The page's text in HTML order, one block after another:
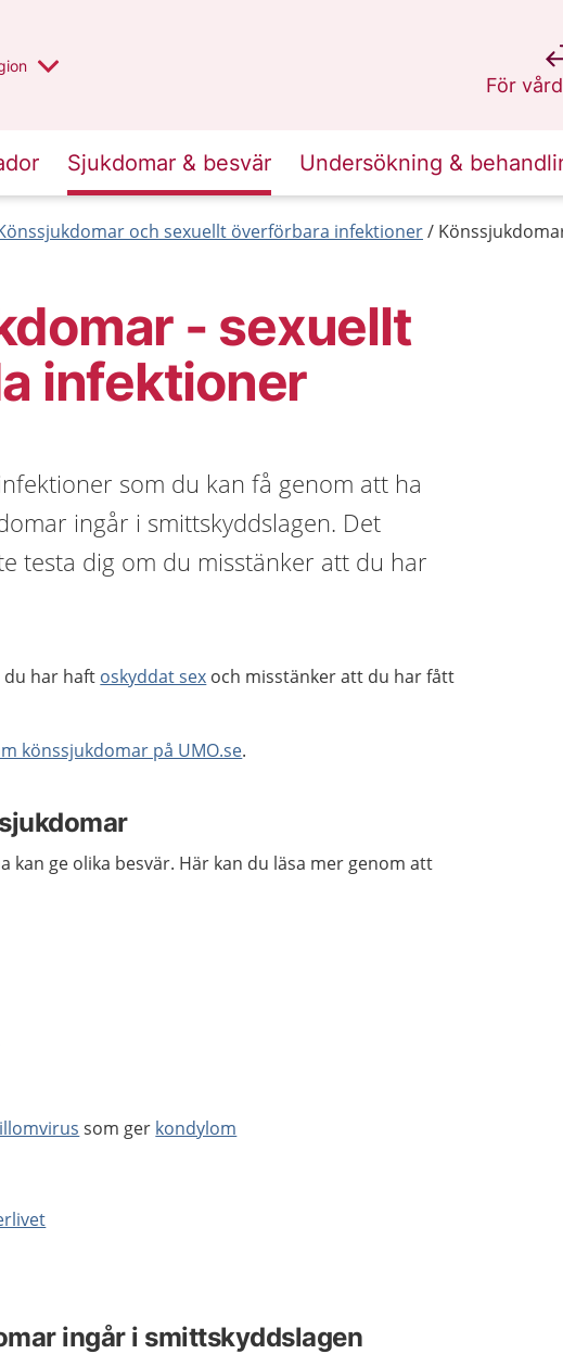
valt region
annan
För
på
Sjukdomar & besvär Undersökning &
och sexuellt överförbara infektioner
- sexuellt
infektioner
som du kan få genom att ha
ingår i smittskyddslagen. Det
testa dig om du misstänker att du har
du har haft oskyddat sex och misstänker att du har fått
könssjukdomar på UMO.se.
kan ge olika besvär. Här kan du läsa mer genom att
som ger kondylom
ingår i smittskyddslagen